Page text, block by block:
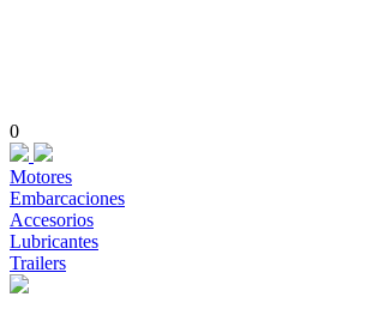
0
Motores
Embarcaciones
Accesorios
Lubricantes
Trailers